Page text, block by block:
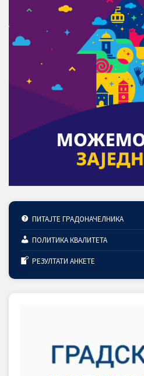
ПИТАЈТЕ ГРАДОНАЧЕЛНИКА
ПОЛИТИКА КВАЛИТЕТА
РЕЗУЛТАТИ АНКЕТЕ